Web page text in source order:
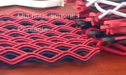
Qui nous sommes
Contacts